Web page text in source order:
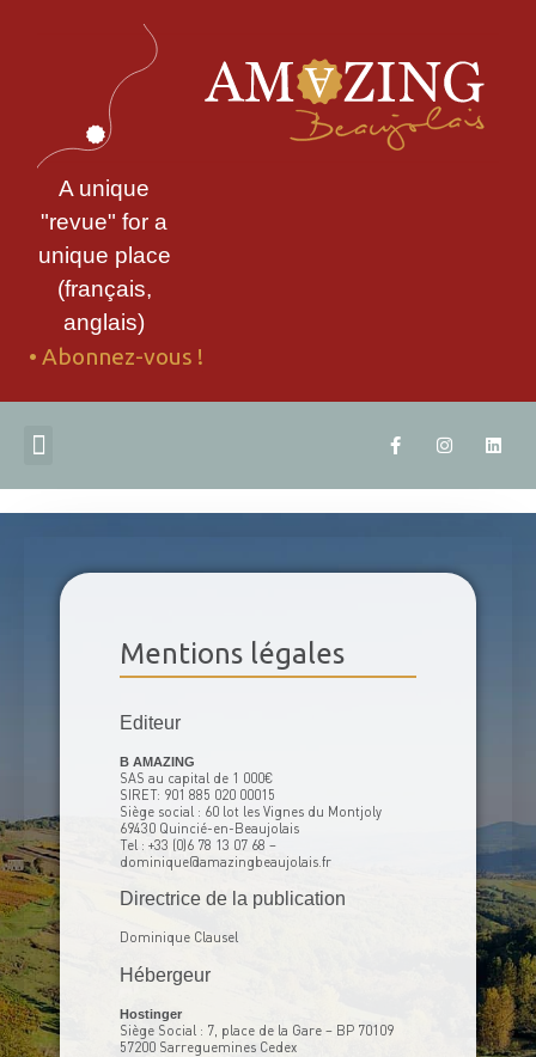
A unique
"revue" for a
unique place
(français,
anglais)
• Abonnez-vous !
Mentions légales
Editeur
B AMAZING
SAS au capital de 1 000€
SIRET: 901 885 020 00015
Siège social : 60 lot les Vignes du Montjoly
69430 Quincié-en-Beaujolais
Tel : +33 (0)6 78 13 07 68 –
dominique@amazingbeaujolais.fr
Directrice de la publication
Dominique Clausel
Hébergeur
Hostinger
Siège Social : 7, place de la Gare – BP 70109
57200 Sarreguemines Cedex